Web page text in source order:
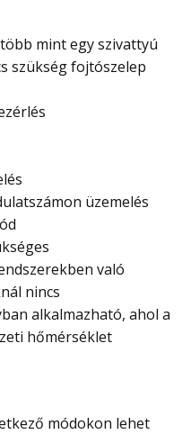
mint egy szivattyú
szükség fojtószelep
üzemelés
való
nincs
alkalmazható, ahol a
hőmérséklet
módokon lehet